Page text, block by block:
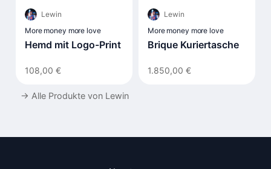
Lewin
More money more love
Hemd mit Logo-Print
108,00 €
Lewin
More money more love
Brique Kuriertasche
1.850,00 €
→ Alle Produkte von Lewin